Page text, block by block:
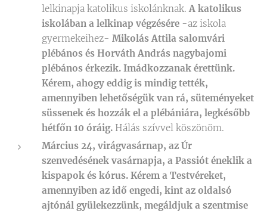
lelkinapja katolikus iskolánknak. A katolikus
iskolában a lelkinap végzésére -az iskola
gyermekeihez- Mikolás Attila salomvári
plébános és Horváth András nagybajomi
plébános érkezik. Imádkozzanak érettünk.
Kérem, ahogy eddig is mindig tették,
amennyiben lehetőségük van rá, süteményeket
süssenek és hozzák el a plébániára, legkésőbb
hétfőn 10 óráig. Hálás szívvel köszönöm.
Március 24, virágvasárnap, az Úr
szenvedésének vasárnapja, a Passiót éneklik a
kispapok és kórus. Kérem a Testvéreket,
amennyiben az idő engedi, kint az oldalsó
ajtónál gyülekezzünk, megáldjuk a szentmise